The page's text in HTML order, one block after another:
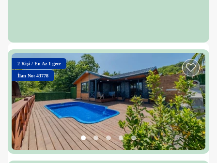
2 Kişi / En Az 1 gece
İlan No: 43778